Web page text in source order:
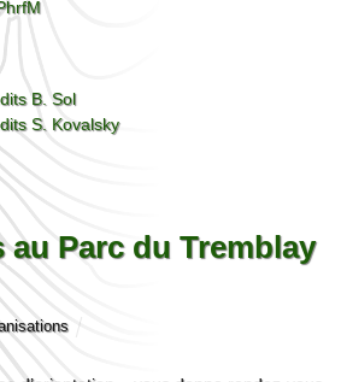
B. Sol
S. Kovalsky
Parc du Tremblay